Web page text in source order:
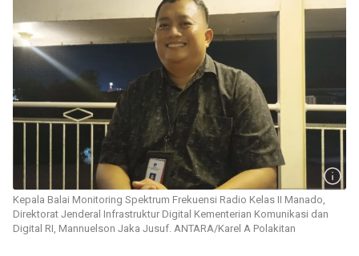
Kepala Balai Monitoring Spektrum Frekuensi Radio Kelas II Manado,
Direktorat Jenderal Infrastruktur Digital Kementerian Komunikasi dan
Digital RI, Mannuelson Jaka Jusuf. ANTARA/Karel A Polakitan